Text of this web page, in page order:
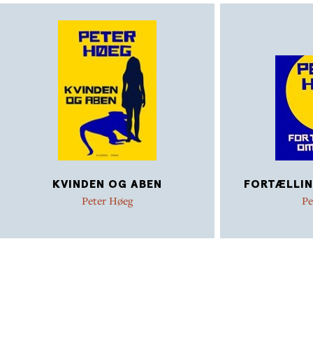
»Meget
»...en
***** –
»Ingen
KVINDEN OG ABEN
Peter Høeg